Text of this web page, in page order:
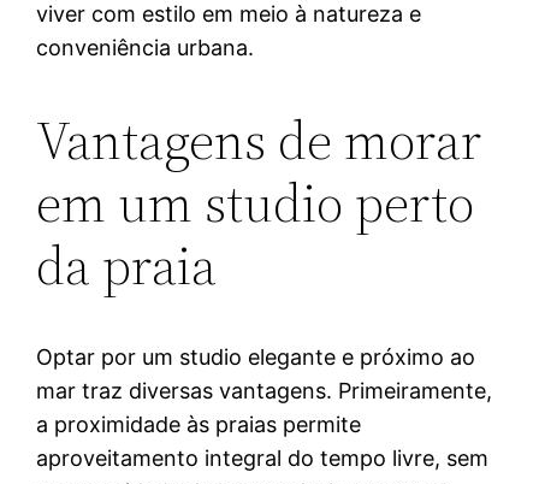
viver com estilo em meio à natureza e
conveniência urbana.
Vantagens de morar
em um studio perto
da praia
Optar por um studio elegante e próximo ao
mar traz diversas vantagens. Primeiramente,
a proximidade às praias permite
aproveitamento integral do tempo livre, sem